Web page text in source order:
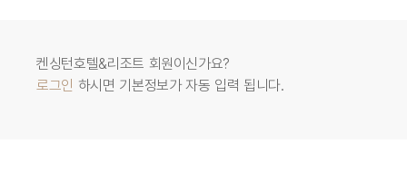
켄싱턴호텔&리조트 회원이신가요?
로그인 하시면 기본정보가 자동 입력 됩니다.